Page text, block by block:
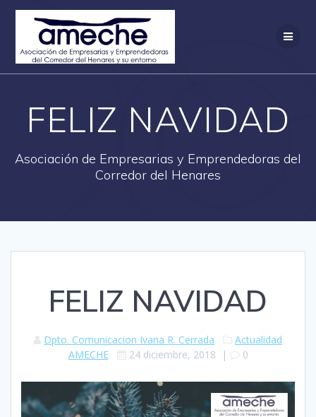
Saltar
FELIZ NAVIDAD
Asociación de Empresarias y Emprendedoras del
Corredor del Henares
FELIZ NAVIDAD
Dpto. Comunicacion Ivana R. Cerrada
Actualidad
AMECHE
24 diciembre, 2018 | 0